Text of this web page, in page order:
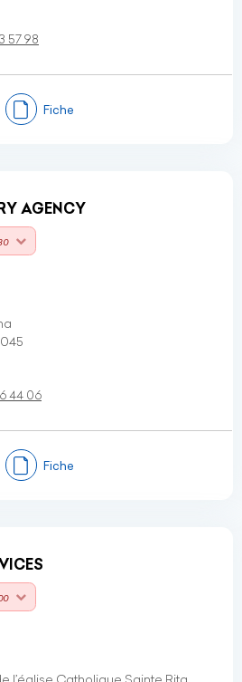
57 98
Fiche
AGENCY
44 06
Fiche